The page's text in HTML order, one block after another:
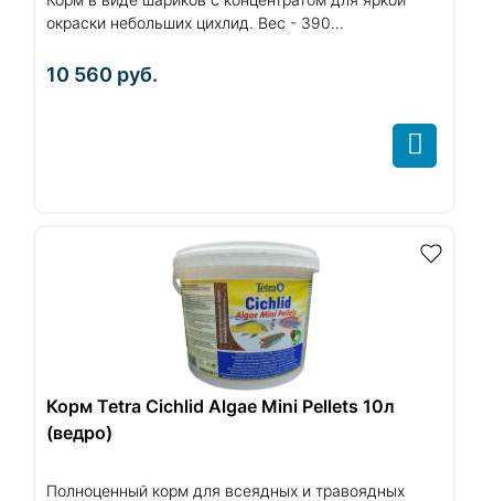
окраски небольших цихлид. Вес - 390...
10 560 руб.
Корм Tetra Cichlid Algae Mini Pellets 10л
(ведро)
Полноценный корм для всеядных и травоядных